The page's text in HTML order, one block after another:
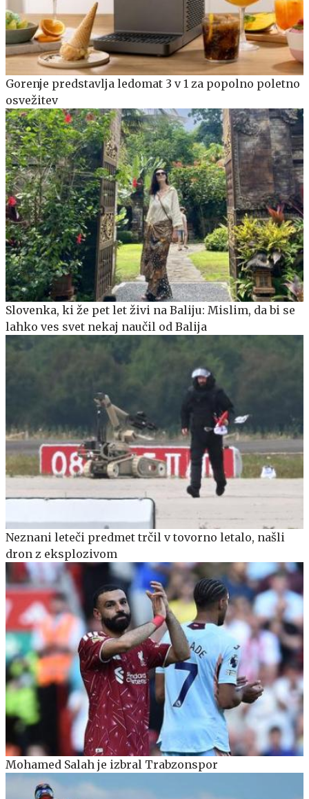
Gorenje predstavlja ledomat 3 v 1 za popolno poletno
osvežitev
Slovenka, ki že pet let živi na Baliju: Mislim, da bi se
lahko ves svet nekaj naučil od Balija
Neznani leteči predmet trčil v tovorno letalo, našli
dron z eksplozivom
Mohamed Salah je izbral Trabzonspor